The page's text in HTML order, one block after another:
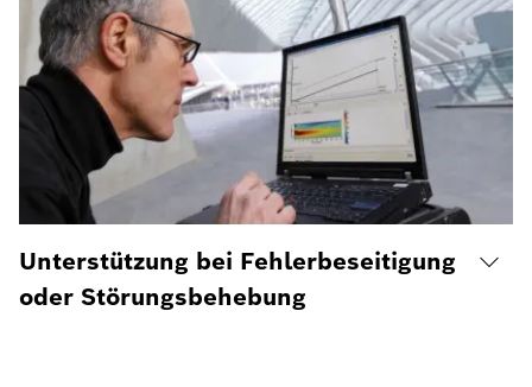
Unterstützung bei Fehlerbeseitigung
oder Störungsbehebung